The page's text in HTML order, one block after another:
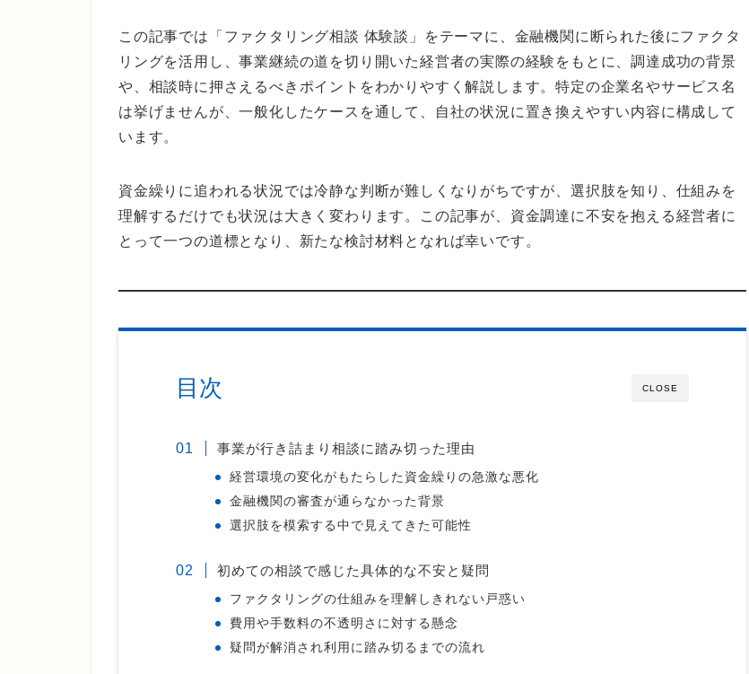
この記事では「ファクタリング相談 体験談」をテーマに、金融機関に断られた後にファクタ
リングを活用し、事業継続の道を切り開いた経営者の実際の経験をもとに、調達成功の背景
や、相談時に押さえるべきポイントをわかりやすく解説します。特定の企業名やサービス名
は挙げませんが、一般化したケースを通して、自社の状況に置き換えやすい内容に構成して
います。
資金繰りに追われる状況では冷静な判断が難しくなりがちですが、選択肢を知り、仕組みを
理解するだけでも状況は大きく変わります。この記事が、資金調達に不安を抱える経営者に
とって一つの道標となり、新たな検討材料となれば幸いです。
CLOSE
目次
事業が行き詰まり相談に踏み切った理由
経営環境の変化がもたらした資金繰りの急激な悪化
金融機関の審査が通らなかった背景
選択肢を模索する中で見えてきた可能性
初めての相談で感じた具体的な不安と疑問
ファクタリングの仕組みを理解しきれない戸惑い
費用や手数料の不透明さに対する懸念
疑問が解消され利用に踏み切るまでの流れ